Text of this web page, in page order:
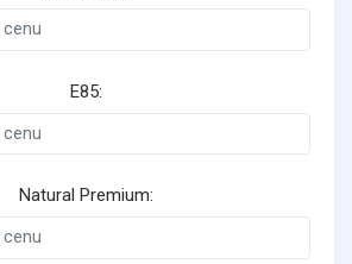
E85:
Natural Premium: